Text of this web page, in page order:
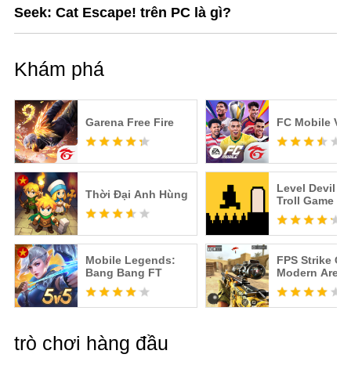
Seek: Cat Escape! trên PC là gì?
Khám phá
Garena Free Fire FC Mobile VN
Thời Đại Anh Hùng
Level Devil -
Troll Game
Mobile Legends:
Bang Bang FT
FPS Strike
Modern Arena
trò chơi hàng đầu